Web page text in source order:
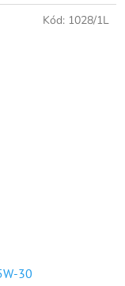
30
Kód: 1028/1L